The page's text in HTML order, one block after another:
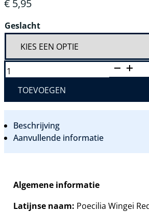
€ 5,95
Geslacht
POECILIA
WINGEI
SCARLET
TOEVOEGEN
Beschrijving
Aanvullende informatie
Algemene informatie
Latijnse naam: Poecilia Wingei